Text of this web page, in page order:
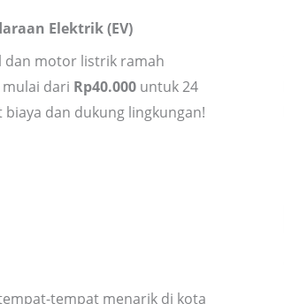
Elektrik (EV)
dan motor listrik ramah
dari Rp40.000untuk 24
biaya dan dukung lingkungan!
tempat menarik di kota